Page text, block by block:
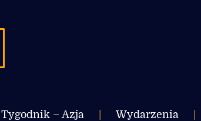
Tygodnik – Azja Wydarzenia